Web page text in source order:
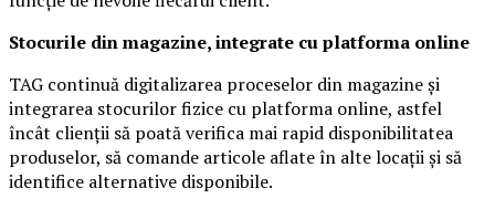
Stocurile din magazine, integrate cu platforma online
TAG continuă digitalizarea proceselor din magazine și
integrarea stocurilor fizice cu platforma online, astfel
încât clienții să poată verifica mai rapid disponibilitatea
produselor, să comande articole aflate în alte locații și să
identifice alternative disponibile.